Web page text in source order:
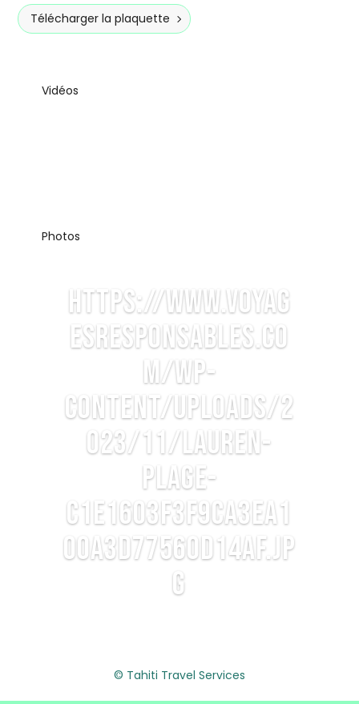
Télécharger la plaquette
Vidéos
Photos
https://www.voyag
esresponsables.co
m/wp-
content/uploads/2
023/11/lauren-
plage-
c1e1603f3f9ca3ea1
00a3d77560d14af.jp
g
© Tahiti Travel Services